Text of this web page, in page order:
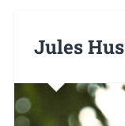
Jules